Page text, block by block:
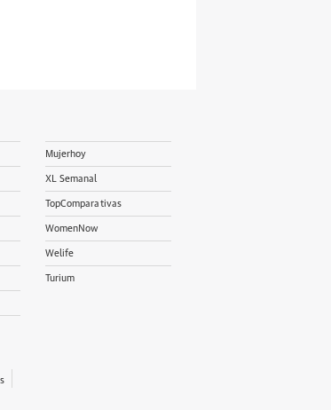
Mujerhoy
XL Semanal
TopComparativas
WomenNow
Welife
Turium